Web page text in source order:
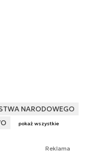
NARODOWEGO
pokaż wszystkie
Reklama